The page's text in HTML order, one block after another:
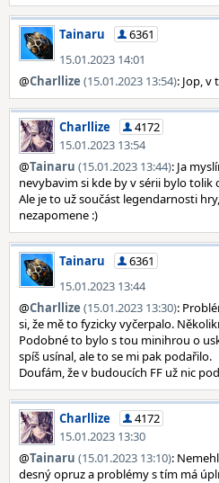
Tainaru
6361
15.01.2023 14:01
@Charllize (15.01.2023 13:54): Jop, v
Charllize
4172
15.01.2023 13:54
@Tainaru (15.01.2023 13:44): Ja
nevybavim si kde by v sérii bylo
Ale je to už součást legendarnosti
nezapomene :)
Tainaru
6361
15.01.2023 13:44
@Charllize (15.01.2023 13:30):
si, že mě to fyzicky vyčerpalo.
Podobné to bylo s tou minihrou o
spíš usínal, ale to se mi pak podařilo.
Doufám, že v budoucích FF už nic
Charllize
4172
15.01.2023 13:30
@Tainaru (15.01.2023 13:10):
desný opruz a problémy s tím má